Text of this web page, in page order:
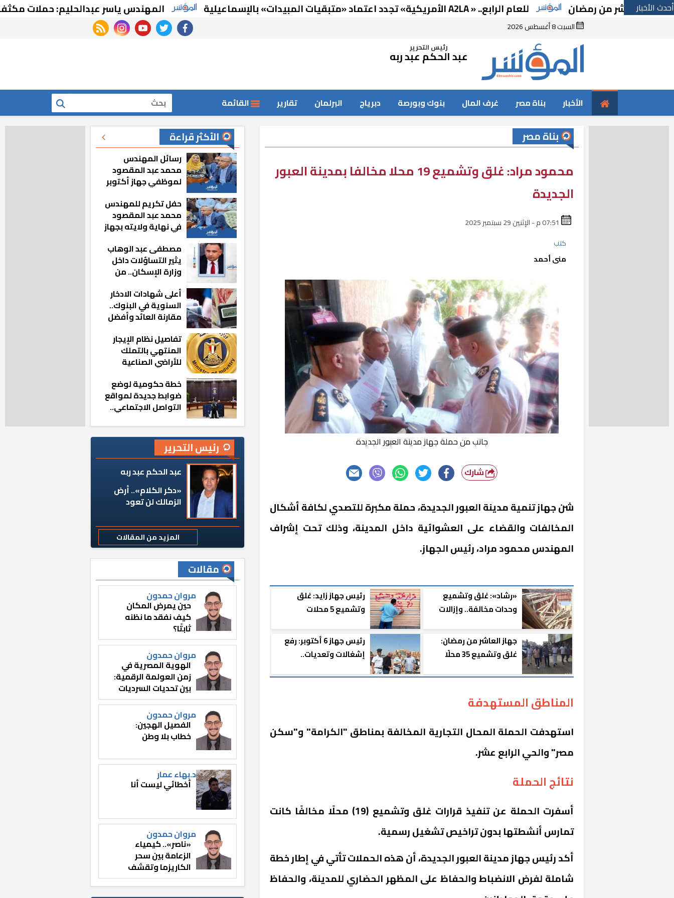
أحدث الأخبار
لعاشر من رمضان للعام الرابع.. « A2LA الأمريكية» تجدد اعتماد «متبقيات المبيدات» بالإسماعيلية المهندس ياسر عبدالحليم: حملات مكثفة
السبت 8 أغسطس 2026 facebook
twitter
youtube
instagram
rss feed
رئيس التحرير
عبد الحكم عبد ربه
الأخبار بناة مصر غرف المال بنوك وبورصة دبرياج البرلمان تقارير القائمة بحث
بناة مصر
محمود مراد: غلق وتشميع 19 محلا مخالفا بمدينة العبور
الجديدة
كتب
منى أحمد
جانب من حملة جهاز مدينة العبور الجديدة
شارك
شن جهاز تنمية مدينة العبور الجديدة، حملة مكبرة للتصدي لكافة أشكال
المخالفات والقضاء على العشوائية داخل المدينة، وذلك تحت إشراف
المهندس محمود مراد، رئيس الجهاز.
«رشاد»: غلق وتشميع
وحدات مخالفة.. وإزالات
بالتجمع الثالث
رئيس جهاز زايد: غلق
وتشميع 5 محلات
الباعة الجائلين
جهاز العاشر من رمضان:
غلق وتشميع 35 محلًا
الأردنية
رئيس جهاز 6 أكتوبر: رفع
إشغالات وتعديات..
أنابيب مخالف
المناطق المستهدفة
استهدفت الحملة المحال التجارية المخالفة بمناطق "الكرامة" و"سكن
مصر" والحي الرابع عشر.
نتائج الحملة
أسفرت الحملة عن تنفيذ قرارات غلق وتشميع (19) محلًا مخالفًا كانت
تمارس أنشطتها بدون تراخيص تشغيل رسمية.
أكد رئيس جهاز مدينة العبور الجديدة، أن هذه الحملات تأتي في إطار خطة
شاملة لفرض الانضباط والحفاظ على المظهر الحضاري للمدينة، والحفاظ
الأكثر قراءة
رسائل المهندس
محمد عبد المقصود
لموظفي جهاز أكتوبر
مشيت والمدينة
رجعت للخلف»
حفل تكريم للمهندس
محمد عبد المقصود
في نهاية ولايته بجهاز
مصطفى عبد الوهاب
يثير التساؤلات داخل
وزارة الإسكان.. من
المناصب؟
أعلى شهادات الادخار
السنوية في البنوك..
مقارنة العائد وأفضل
تفاصيل نظام الإيجار
المنتهي بالتملك
للأراضي الصناعية
خطة حكومية لوضع
ضوابط جديدة لمواقع
التواصل الاجتماعي..
رئيس التحرير
عبد الحكم عبد ربه
«دكر الكلام».. أرض
الزمالك لن تعود
المزيد من المقالات
مقالات
مروان حمدون
حين يمرض المكان
كيف نفقد ما نظنه
ثابتًا؟
مروان حمدون
الهوية المصرية في
زمن العولمة الرقمية:
بين تحديات السرديات
وصناعة الوعي
مروان حمدون
الفصيل الهجين:
خطاب بلا وطن
د.بهاء عمار
أخطائي ليست أنا
مروان حمدون
«ناصر».. كيمياء
الزعامة بين سحر
الكاريزما وتقشف
الثائر